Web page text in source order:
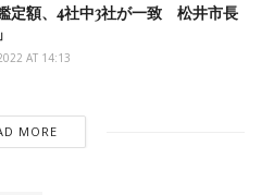
定額、4社中3社が一致 松井市長
AT 14:13
MORE